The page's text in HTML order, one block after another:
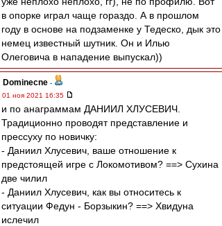
в опорке играл чаще гораздо. А в прошлом
году в основе на подзаменке у Тедеско, дык это
немец известный шутник. Он и Илью
Олеговича в нападение выпускал))
Dominecne -
01 ноя 2021 16:35
и по анаграммам ДАНИИЛ ХЛУСЕВИЧ.
Традиционно проводят представление и
прессуху по новичку:
- Даниил Хлусевич, ваше отношение к
предстоящей игре с Локомотивом? ==> Сухина
две чилил
- Даниил Хлусевич, как вы относитесь к
ситуации Федун - Борзыкин? ==> Хвидуна
ислечил